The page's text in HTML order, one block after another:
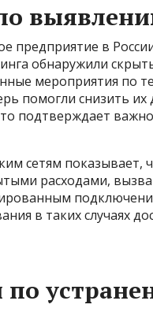
в
обнаружили
мероприятия по
помогли снизить их
подтверждает
сетям показывает,
расходами,
в таких случаях